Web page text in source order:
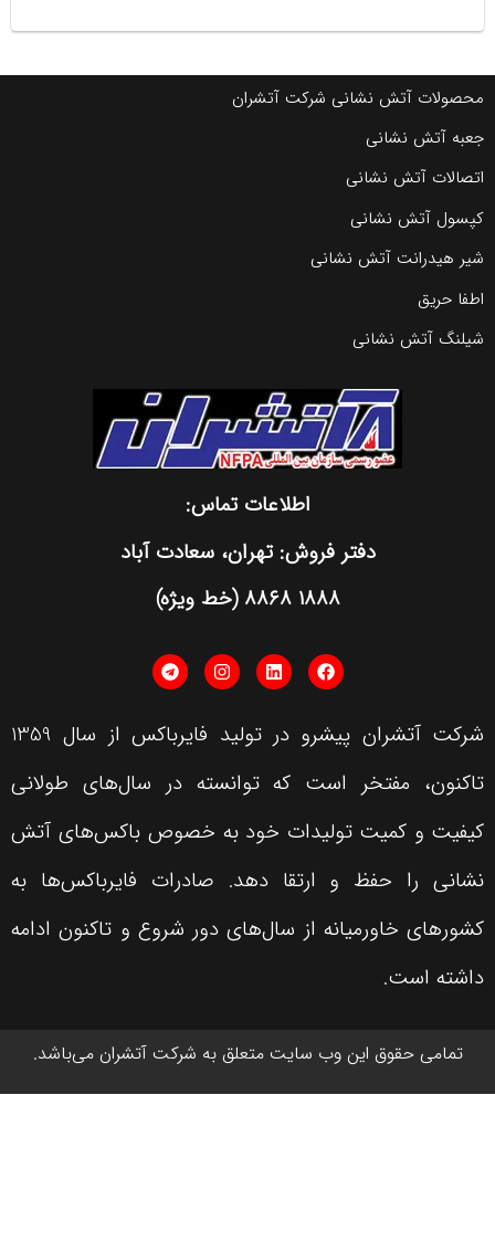
محصولات آتش نشانی شرکت آتشران
جعبه آتش نشانی
اتصالات آتش نشانی
کپسول آتش نشانی
شیر هیدرانت آتش نشانی
اطفا حریق
شیلنگ آتش نشانی
اطلاعات تماس:
دفتر فروش: تهران، سعادت آباد
١٨٨٨ ٨٨٦٨ (خط ویژه)
شرکت آتشران پیشرو در تولید فایرباکس از سال 1359
تاکنون، مفتخر است که توانسته در سال‌های طولانی
کیفیت و کمیت تولیدات خود به خصوص باکس‌های آتش
نشانی را حفظ و ارتقا دهد. صادرات فایرباکس‌ها به
کشورهای خاورمیانه از سال‌های دور شروع و تاکنون ادامه
داشته است.
تمامی حقوق این وب سایت متعلق به شرکت آتشران می‌باشد.